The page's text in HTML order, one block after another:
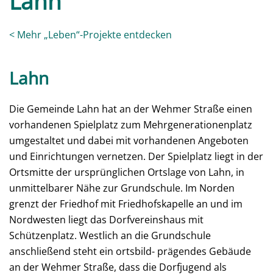
< Mehr „Leben“-Projekte entdecken
Lahn
Die Gemeinde Lahn hat an der Wehmer Straße einen
vorhandenen Spielplatz zum Mehrgenerationenplatz
umgestaltet und dabei mit vorhandenen Angeboten
und Einrichtungen vernetzen. Der Spielplatz liegt in der
Ortsmitte der ursprünglichen Ortslage von Lahn, in
unmittelbarer Nähe zur Grundschule. Im Norden
grenzt der Friedhof mit Friedhofskapelle an und im
Nordwesten liegt das Dorfvereinshaus mit
Schützenplatz. Westlich an die Grundschule
anschließend steht ein ortsbild- prägendes Gebäude
an der Wehmer Straße, dass die Dorfjugend als